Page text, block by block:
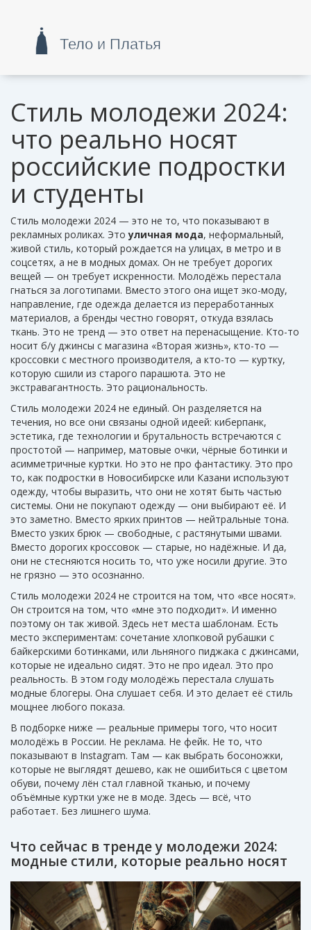
Стиль молодежи 2024:
что реально носят
российские подростки
и студенты
Стиль молодежи 2024 — это не то, что показывают в
рекламных роликах. Этоуличная мода, неформальный,
живой стиль, который рождается на улицах, в метро и в
соцсетях, а не в модных домах. Он не требует дорогих
вещей — он требует искренности. Молодёжь перестала
гнаться за логотипами. Вместо этого она ищет эко-моду,
направление, где одежда делается из переработанных
материалов, а бренды честно говорят, откуда взялась
ткань. Это не тренд — это ответ на перенасыщение. Кто-то
носит б/у джинсы с магазина «Вторая жизнь», кто-то —
кроссовки с местного производителя, а кто-то — куртку,
которую сшили из старого парашюта. Это не
экстравагантность. Это рациональность.
Стиль молодежи 2024 не единый. Он разделяется на
течения, но все они связаны одной идеей: киберпанк,
эстетика, где технологии и брутальность встречаются с
простотой — например, матовые очки, чёрные ботинки и
асимметричные куртки. Но это не про фантастику. Это про
то, как подростки в Новосибирске или Казани используют
одежду, чтобы выразить, что они не хотят быть частью
системы. Они не покупают одежду — они выбирают её. И
это заметно. Вместо ярких принтов — нейтральные тона.
Вместо узких брюк — свободные, с растянутыми швами.
Вместо дорогих кроссовок — старые, но надёжные. И да,
они не стесняются носить то, что уже носили другие. Это
не грязно — это осознанно.
Стиль молодежи 2024 не строится на том, что «все носят».
Он строится на том, что «мне это подходит». И именно
поэтому он так живой. Здесь нет места шаблонам. Есть
место экспериментам: сочетание хлопковой рубашки с
байкерскими ботинками, или льняного пиджака с джинсами,
которые не идеально сидят. Это не про идеал. Это про
реальность. В этом году молодёжь перестала слушать
модные блогеры. Она слушает себя. И это делает её стиль
мощнее любого показа.
В подборке ниже — реальные примеры того, что носит
молодёжь в России. Не реклама. Не фейк. Не то, что
показывают в Instagram. Там — как выбрать босоножки,
которые не выглядят дешево, как не ошибиться с цветом
обуви, почему лён стал главной тканью, и почему
объёмные куртки уже не в моде. Здесь — всё, что
работает. Без лишнего шума.
Что сейчас в тренде у молодежи 2024:
модные стили, которые реально носят